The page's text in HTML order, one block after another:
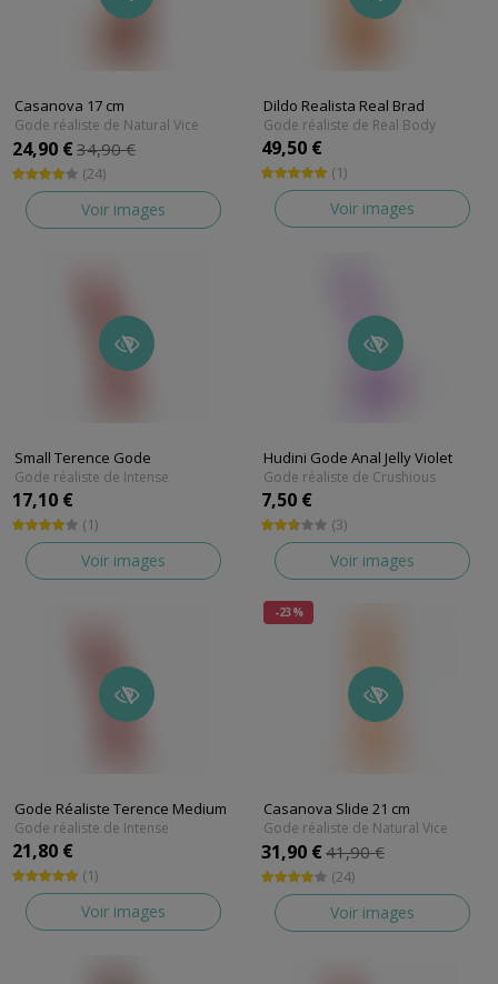
Casanova 17 cm
Gode réaliste de Natural Vice
24,90 € 34,90 €
(24)
Voir images
Dildo Realista Real Brad
Gode réaliste de Real Body
49,50 €
(1)
Voir images
Small Terence Gode
Gode réaliste de Intense
17,10 €
(1)
Voir images
Hudini Gode Anal Jelly Violet
Gode réaliste de Crushious
7,50 €
(3)
Voir images
Gode Réaliste Terence Medium
Gode réaliste de Intense
21,80 €
(1)
Voir images
-23%
Casanova Slide 21 cm
Gode réaliste de Natural Vice
31,90 € 41,90 €
(24)
Voir images